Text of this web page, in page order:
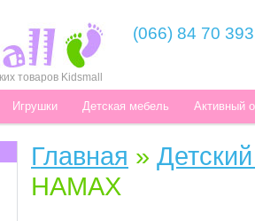
товаров Kidsmall
(066) 84 70 393
Игрушки Детская мебель Активный
Главная »
HAMAX